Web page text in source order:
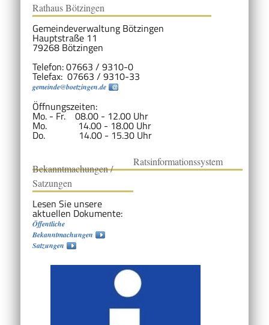
Rathaus Bötzingen
Gemeindeverwaltung Bötzingen
Hauptstraße 11
79268 Bötzingen
Telefon: 07663 / 9310-0
Telefax: 07663 / 9310-33
gemeinde@boetzingen.de
Öffnungszeiten:
Mo. - Fr. 08.00 - 12.00 Uhr
Mo. 14.00 - 18.00 Uhr
Do. 14.00 - 15.30 Uhr
Bekanntmachungen /
Satzungen
Lesen Sie unsere
aktuellen Dokumente:
Öffentliche
Bekanntmachungen
Satzungen
Ratsinformationssystem